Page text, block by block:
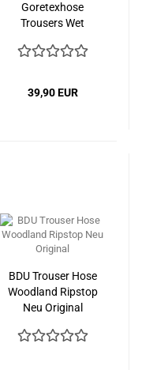
Goretexhose
Trousers Wet
39,90 EUR
BDU Trouser Hose
Woodland Ripstop
Neu Original